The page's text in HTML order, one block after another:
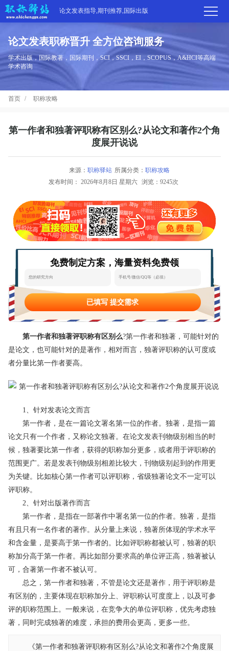
论文发表指导,期刊推荐,国际出版
首
页
学
论文发表职称晋升 全方位咨询服务
学术出版，国际教著，国际期刊，SCI，SSCI，EI，SCOPUS，A&HCI等高端
学术咨询
首页 职称攻略
第一作者和独著评职称有区别么?从论文和著作2个角
度展开说说
来源： 职称驿站 所属分类： 职称攻略
发布时间： 2026年8月8日 星期六 浏览：9245次
免费制定方案，海量资料免费领
已填写 提交需求
第一作者和独著评职称有区别么?第一作者和独著，可能针对的
是论文，也可能针对的是著作，相对而言，独著评职称的认可度或
者分量比第一作者要高。
1、针对发表论文而言
第一作者，是在一篇论文署名第一位的作者。独著，是指一篇
论文只有一个作者，又称论文独著。在论文发表刊物级别相当的时
候，独著要比第一作者，获得的职称加分更多，或者用于评职称的
范围更广。若是发表刊物级别相差比较大，刊物级别起到的作用更
为关键。比如核心第一作者可以评职称，省级独著论文不一定可以
评职称。
2、针对出版著作而言
第一作者，是指在一部著作中署名第一位的作者。独著，是指
有且只有一名作者的著作。从分量上来说，独著所体现的学术水平
和含金量，是要高于第一作者的。比如评职称都被认可，独著的职
称加分高于第一作者。再比如部分要求高的单位评正高，独著被认
可，合著第一作者不被认可。
总之，第一作者和独著，不管是论文还是著作，用于评职称是
有区别的，主要体现在职称加分上、评职称认可度度上，以及可参
评的职称范围上。一般来说，在竞争大的单位评职称，优先考虑独
著，同时完成独著的难度，承担的费用会更高，更多一些。
《第一作者和独著评职称有区别么?从论文和著作2个角度展